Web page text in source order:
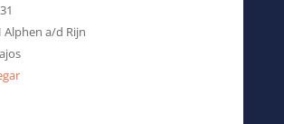
Alphen a/d Rijn